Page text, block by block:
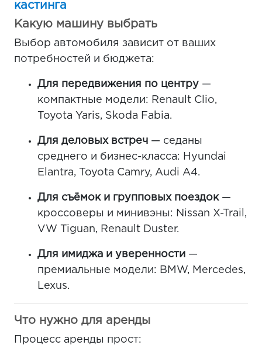
Какую машину выбрать
Выбор автомобиля зависит от ваших
потребностей и бюджета:
Для передвижения по центру —
компактные модели: Renault Clio,
Toyota Yaris, Skoda Fabia.
Для деловых встреч — седаны
среднего и бизнес-класса: Hyundai
Elantra, Toyota Camry, Audi A4.
Для съёмок и групповых поездок—
кроссоверы и минивэны: Nissan X-Trail,
VW Tiguan, Renault Duster.
Для имиджа и уверенности —
премиальные модели: BMW, Mercedes,
Lexus.
Что нужно для аренды
Процесс аренды прост: